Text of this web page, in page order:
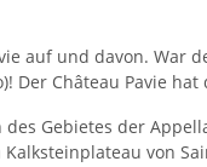
auf und davon.
Der Château Pavie
Gebietes der
von